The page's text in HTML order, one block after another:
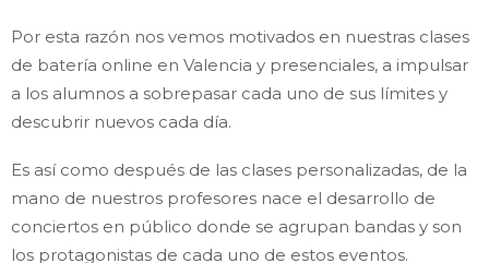
Por esta razón nos vemos motivados en nuestras clases
de batería online en Valencia y presenciales, a impulsar
a los alumnos a sobrepasar cada uno de sus límites y
descubrir nuevos cada día.
Es así como después de las clases personalizadas, de la
mano de nuestros profesores nace el desarrollo de
conciertos en público donde se agrupan bandas y son
los protagonistas de cada uno de estos eventos.